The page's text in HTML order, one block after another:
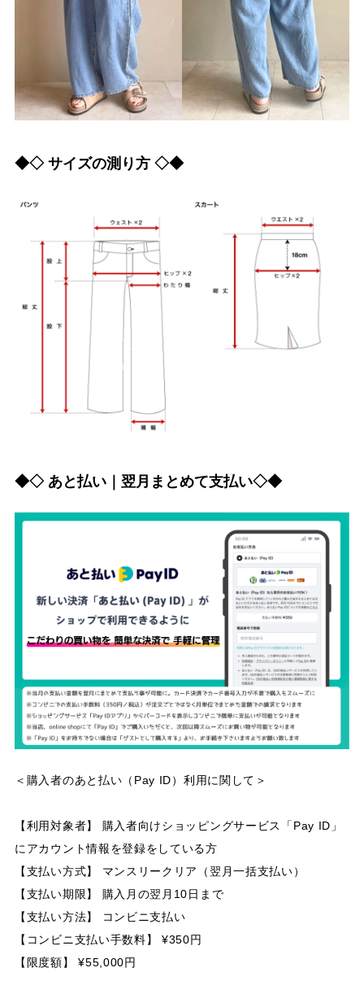
◆◇ サイズの測り方 ◇◆
◆◇ あと払い｜翌月まとめて支払い◇◆
＜購入者のあと払い（Pay ID）利用に関して＞
【利用対象者】 購入者向けショッピングサービス「Pay ID」
にアカウント情報を登録をしている方
【支払い方式】 マンスリークリア（翌月一括支払い）
【支払い期限】 購入月の翌月10日まで
【支払い方法】 コンビニ支払い
【コンビニ支払い手数料】 ¥350円
【限度額】 ¥55,000円